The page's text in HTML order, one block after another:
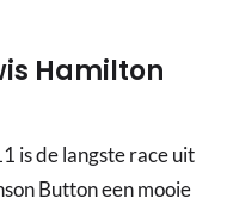
Hamilton
is de langste race uit
Button een mooie